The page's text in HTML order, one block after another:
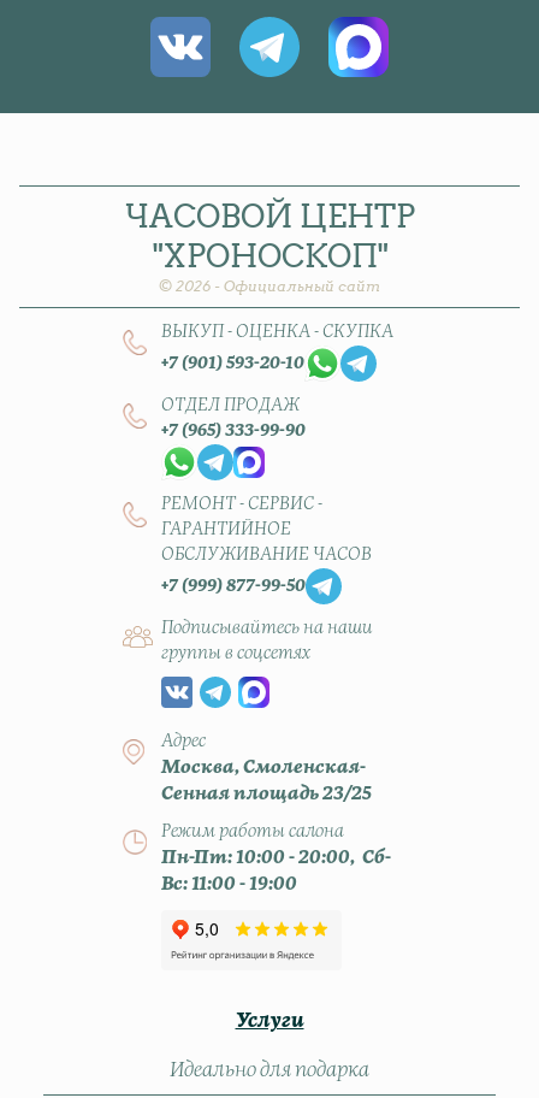
ЧАСОВОЙ ЦЕНТР
"ХРОНОСКОП"
© 2026 - Официальный сайт
ВЫКУП - ОЦЕНКА - СКУПКА
+7 (901) 593-20-10
ОТДЕЛ ПРОДАЖ
+7 (965) 333-99-90
РЕМОНТ - СЕРВИС -
ГАРАНТИЙНОЕ
ОБСЛУЖИВАНИЕ ЧАСОВ
+7 (999) 877-99-50
Подписывайтесь на наши
группы в соцсетях
Адрес
Москва, Смоленская-
Сенная площадь 23/25
Режим работы салона
Пн-Пт: 10:00 - 20:00, Сб-
Вс: 11:00 - 19:00
Услуги
Идеально для подарка